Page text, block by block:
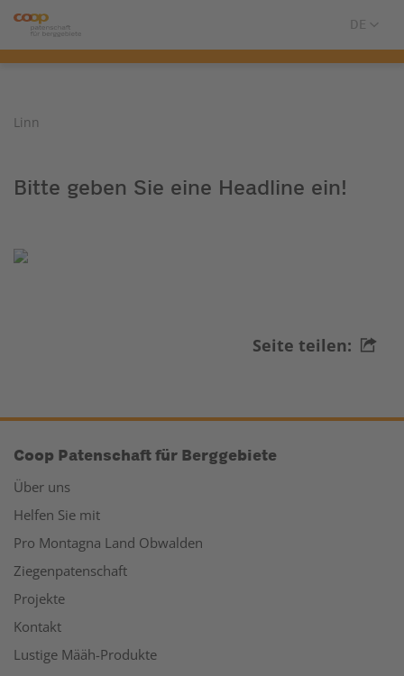
Linn
Bitte geben Sie eine Headline ein!
Seite teilen:
Coop Patenschaft für Berggebiete
Über uns
Helfen Sie mit
Pro Montagna Land Obwalden
Ziegenpatenschaft
Projekte
Kontakt
Lustige Määh-Produkte